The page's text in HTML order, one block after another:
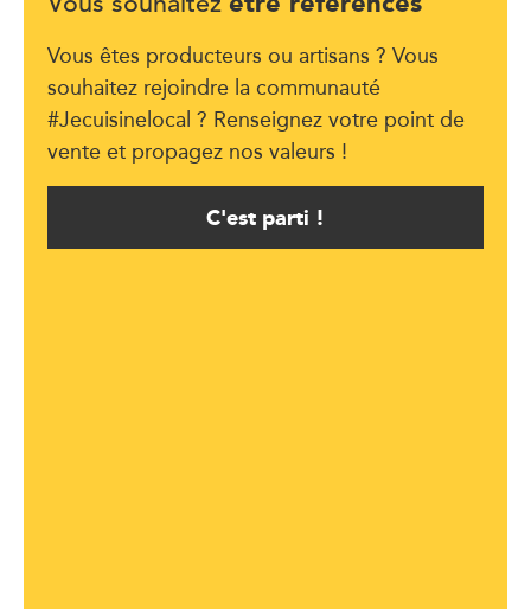
Vous souhaitez
Vous êtes producteurs ou artisans ? Vous
souhaitez rejoindre la communauté
#Jecuisinelocal ? Renseignez votre point de
vente et propagez nos valeurs !
C'est parti !